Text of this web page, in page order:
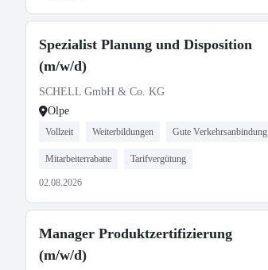
Spezialist Planung und Disposition
(m/w/d)
SCHELL GmbH & Co. KG
Olpe
Vollzeit Weiterbildungen Gute Verkehrsanbindung
Mitarbeiterrabatte Tarifvergütung
02.08.2026
Manager Produktzertifizierung
(m/w/d)